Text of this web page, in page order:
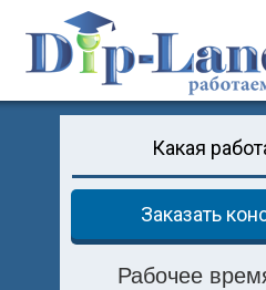
Заказать
Рабочее